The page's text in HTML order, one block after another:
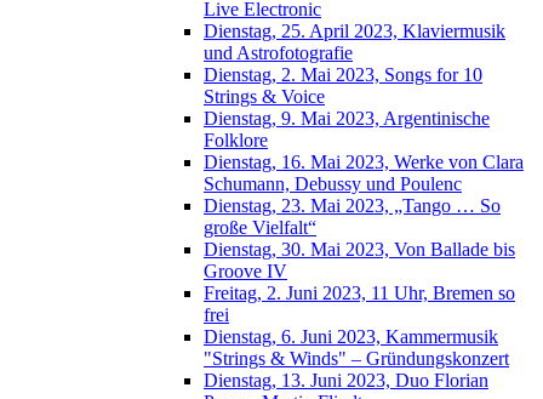
Live Electronic
Dienstag, 25. April 2023, Klaviermusik
und Astrofotografie
Dienstag, 2. Mai 2023, Songs for 10
Strings & Voice
Dienstag, 9. Mai 2023, Argentinische
Folklore
Dienstag, 16. Mai 2023, Werke von Clara
Schumann, Debussy und Poulenc
Dienstag, 23. Mai 2023, „Tango … So
große Vielfalt“
Dienstag, 30. Mai 2023, Von Ballade bis
Groove IV
Freitag, 2. Juni 2023, 11 Uhr, Bremen so
frei
Dienstag, 6. Juni 2023, Kammermusik
"Strings & Winds" – Gründungskonzert
Dienstag, 13. Juni 2023, Duo Florian